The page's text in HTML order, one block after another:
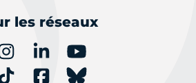
les réseaux